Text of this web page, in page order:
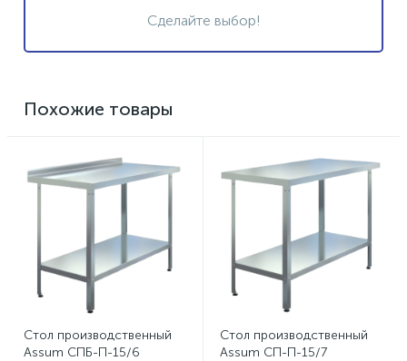
Сделайте выбор!
Похожие товары
Стол производственный
Assum СПБ-П-15/6
Стол производственный
Assum СП-П-15/7